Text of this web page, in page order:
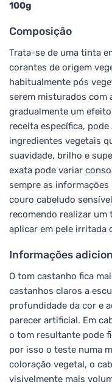
100g
Composição
Trata-se de uma tinta
corantes de origem
habitualmente pós
serem misturados com
gradualmente um
receita específica,
ingredientes vegetais
suavidade, brilho e
exata pode variar
sempre as informações
couro cabeludo
recomendo realizar um
aplicar em pele irritada
Informações
O tom castanho fica
castanhos claros a
profundidade da cor e
parecer artificial. Em
o tom resultante pode
por isso o teste numa
coloração vegetal, o
visivelmente mais